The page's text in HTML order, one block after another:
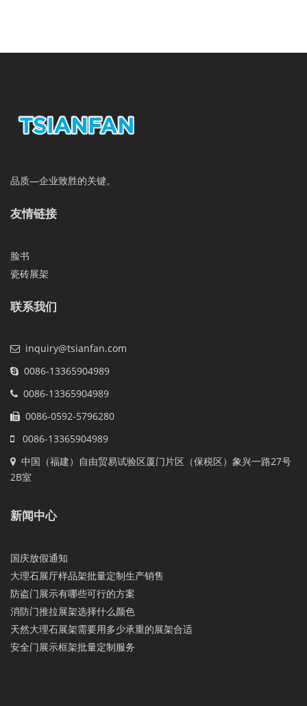
品质—企业致胜的关键。
友情链接
脸书
瓷砖展架
联系我们
inquiry@tsianfan.com
0086-13365904989
0086-13365904989
0086-0592-5796280
0086-13365904989
中国（福建）自由贸易试验区厦门片区（保税区）象兴一路27号
2B室
新闻中心
国庆放假通知
大理石展厅样品架批量定制生产销售
防盗门展示有哪些可行的方案
消防门推拉展架选择什么颜色
天然大理石展架需要用多少承重的展架合适
安全门展示框架批量定制服务